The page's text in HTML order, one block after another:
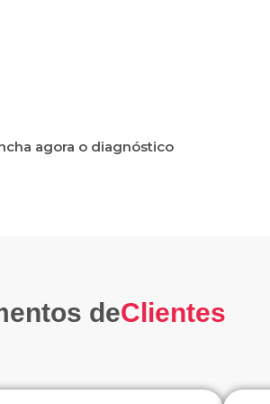
agora o diagnóstico
deClientes